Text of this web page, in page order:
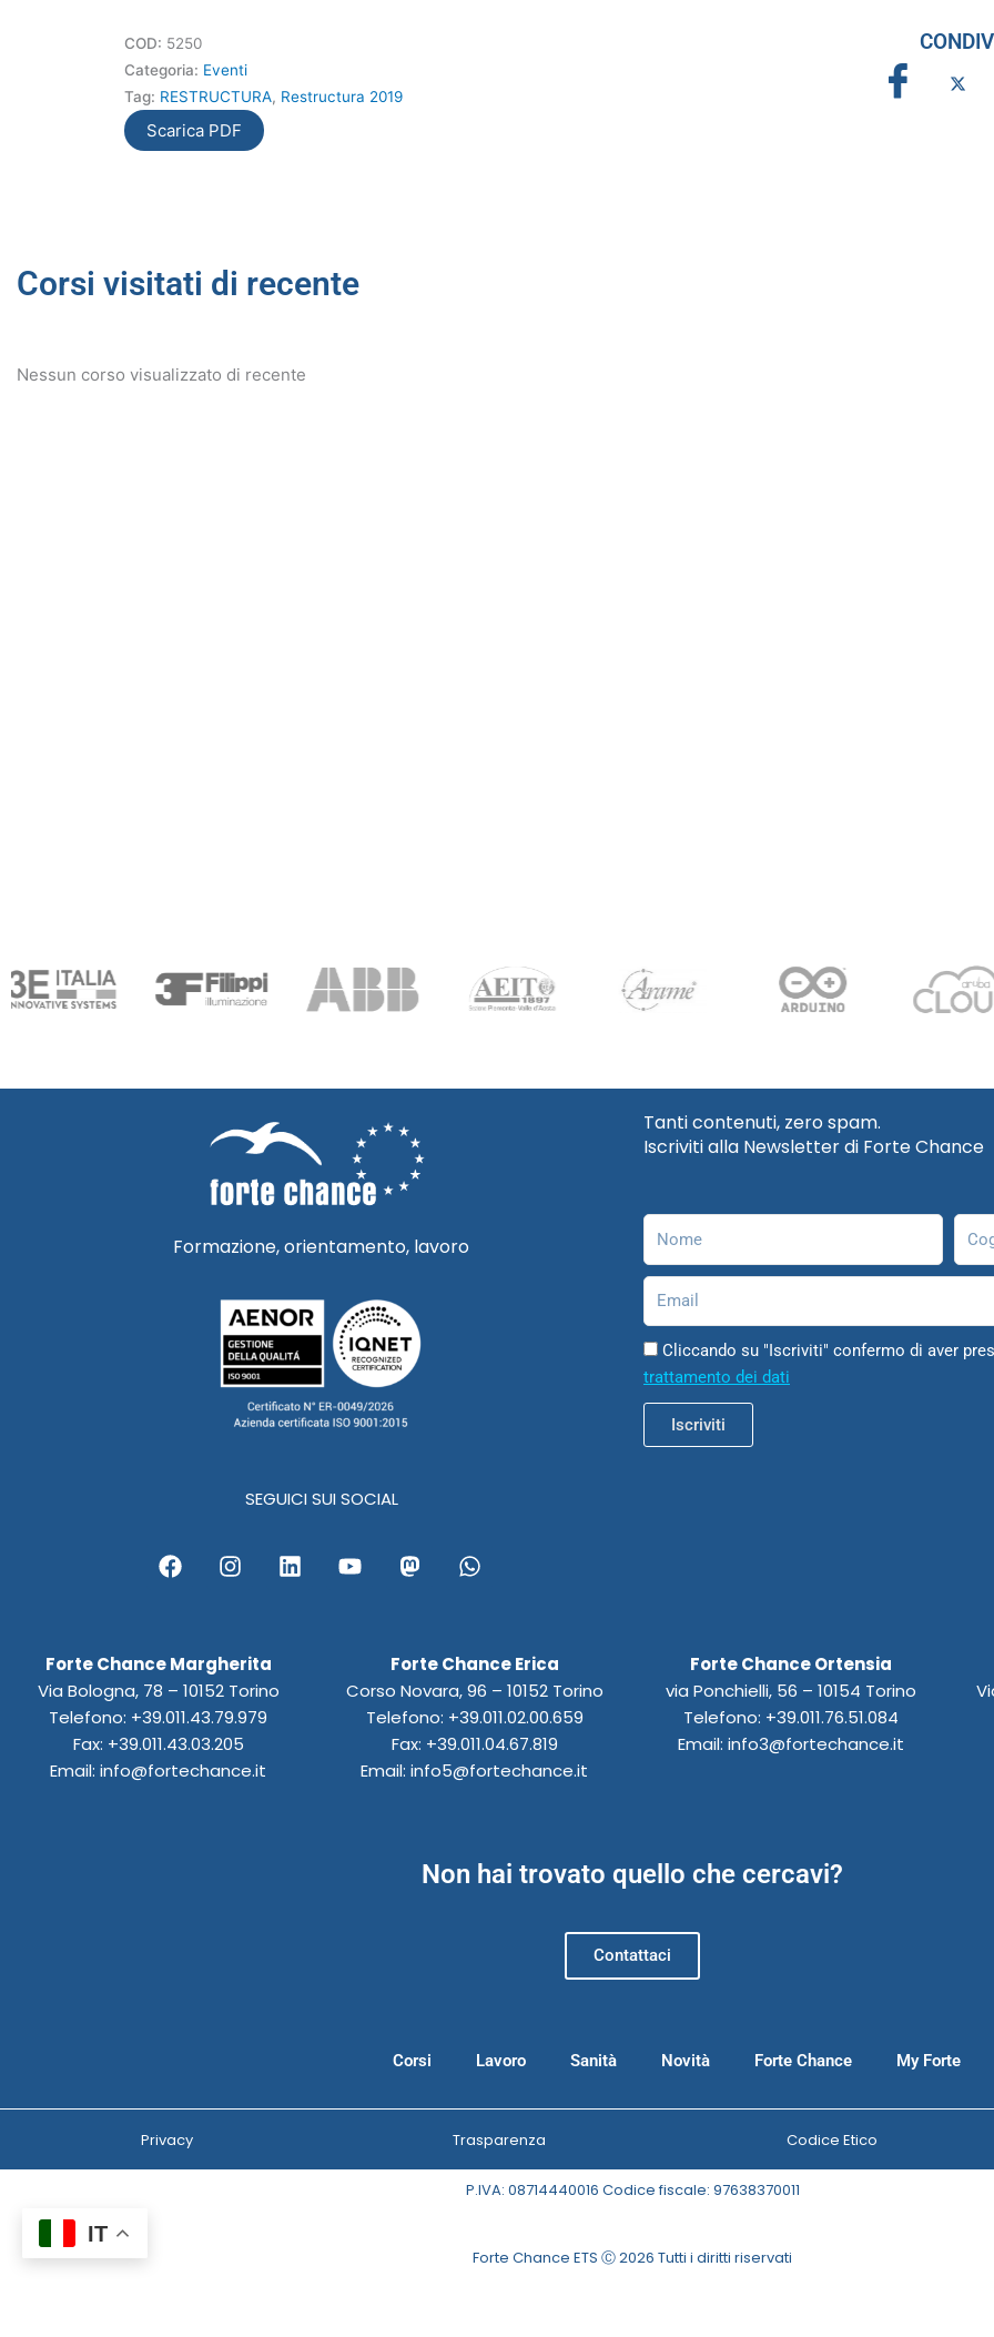
COD: 5250
Categoria: Eventi
Tag: RESTRUCTURA, Restructura 2019
Scarica PDF
Corsi visitati di recente
Nessun corso visualizzato di recente
Formazione, orientamento, lavoro
SEGUICI SUI SOCIAL
F
a
o
o
k
I
n
g
r
a
m
L
i
Y
o
e
M
a
d
o
n
W
h
a
p
p
Tanti contenuti, zero spam.
Iscriviti alla Newsletter di Forte Chance
Cliccando su "Iscriviti" confermo di aver
trattamento dei dati
Iscriviti
Forte Chance Margherita
Via Bologna, 78 – 10152 Torino
Telefono: +39.011.43.79.979
Fax: +39.011.43.03.205
Email: info@fortechance.it
Forte Chance Erica
Corso Novara, 96 – 10152 Torino
Telefono: +39.011.02.00.659
Fax: +39.011.04.67.819
Email: info5@fortechance.it
Forte Chance Ortensia
via Ponchielli, 56 – 10154 Torino
Telefono: +39.011.76.51.084
Email: info3@fortechance.it
Non hai trovato quello che cercavi?
Contattaci
Corsi Lavoro Sanità Novità Forte Chance My Forte
Privacy Trasparenza Codice Etico
P.IVA: 08714440016 Codice fiscale: 97638370011
Forte Chance ETS Ⓒ 2026 Tutti i diritti riservati
IT